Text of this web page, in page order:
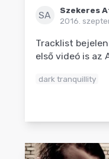
SA
Szekeres
2016.
Tracklist
első videó is az
dark tranquillity